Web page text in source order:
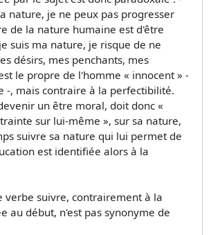
nature, je ne peux pas progresser
de la nature humaine est d'être
suis ma nature, je risque de ne
désirs, mes penchants, mes
le propre de l'homme « innocent » -
-, mais contraire à la perfectibilité.
un être moral, doit donc «
sur lui-même », sur sa nature,
suivre sa nature qui lui permet de
est identifiée alors à la
verbe suivre, contrairement à la
au début, n'est pas synonyme de